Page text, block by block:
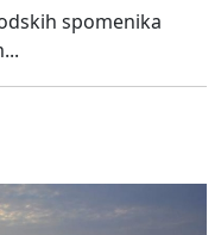
spomenika